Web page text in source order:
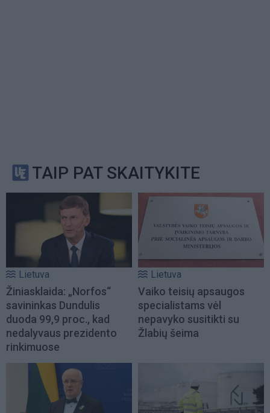
TAIP PAT SKAITYKITE
Lietuva
Žiniasklaida: „Norfos“
savininkas Dundulis
duoda 99,9 proc., kad
nedalyvaus prezidento
rinkimuose
Lietuva
Vaiko teisių apsaugos
specialistams vėl
nepavyko susitikti su
Žlabių šeima